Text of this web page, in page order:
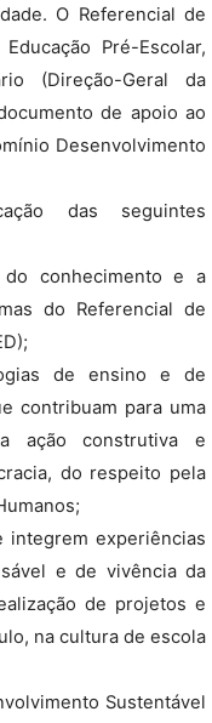
O Referencial de
Pré-Escolar,
(Direção-Geral da
de apoio ao
Desenvolvimento
das seguintes
do conhecimento e a
do Referencial de
de ensino e de
contribuam para uma
ação construtiva e
do respeito pela
integrem experiências
e de vivência da
de projetos e
na cultura de escola
Sustentável